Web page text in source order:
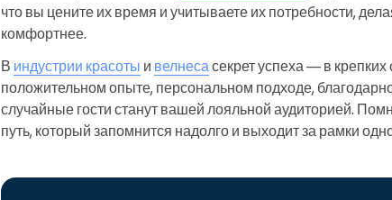
что вы цените их время и учитываете их потребности,
комфортнее.
В индустрии красоты и велнеса секрет успеха — в
положительном опыте, персональном подходе,
случайные гости станут вашей лояльной аудиторией.
путь, который запомнится надолго и выходит за рамки